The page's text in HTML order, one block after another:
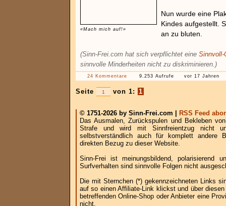
«Mach mich auf!»
Nun wurde eine
Kindes aufgestellt.
an zu bluten.
(Sinn-Frei.com hat sich verpflichtet eine Sinnvoll-
sinnvolle Minderheiten nicht zu diskriminieren.)
24 Kommentare 9.253 Aufrufe vor 17 Jahren
Seite von 1: 1
© 1751-2026 by Sinn-Frei.com |
RSS Feed
Das Ausmalen, Zurückspulen und Bekleben
Strafe und wird mit Sinnfreientzug nicht
selbstverständlich auch für komplett andere
direkten Bezug zu dieser Website.
Sinn-Frei ist meinungsbildend, polarisierend
Surfverhalten sind sinnvolle Folgen nicht
Die mit Sternchen (*) gekennzeichneten Links
auf so einen Affiliate-Link klickst und über
betreffenden Online-Shop oder Anbieter eine
nicht.